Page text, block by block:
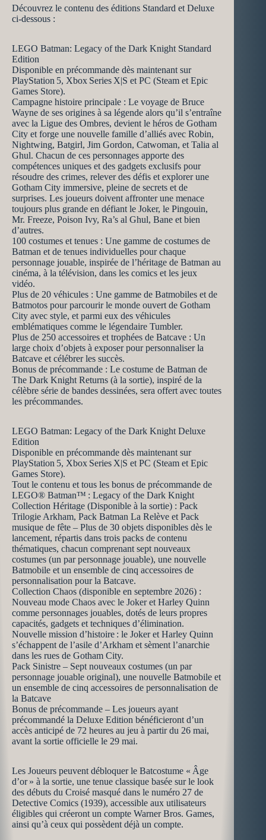
Découvrez le contenu des éditions Standard et Deluxe
ci-dessous :
LEGO Batman: Legacy of the Dark Knight Standard
Edition
Disponible en précommande dès maintenant sur
PlayStation 5, Xbox Series X|S et PC (Steam et Epic
Games Store). ​
Campagne histoire principale : Le voyage de Bruce
Wayne de ses origines à sa légende alors qu’il s’entraîne
avec la Ligue des Ombres, devient le héros de Gotham
City et forge une nouvelle famille d’alliés avec Robin,
Nightwing, Batgirl, Jim Gordon, Catwoman, et Talia al
Ghul. Chacun de ces personnages apporte des
compétences uniques et des gadgets exclusifs pour
résoudre des crimes, relever des défis et explorer une
Gotham City immersive, pleine de secrets et de
surprises. Les joueurs doivent affronter une menace
toujours plus grande en défiant le Joker, le Pingouin,
Mr. Freeze, Poison Ivy, Ra’s al Ghul, Bane et bien
d’autres.
100 costumes et tenues : Une gamme de costumes de
Batman et de tenues individuelles pour chaque
personnage jouable, inspirée de l’héritage de Batman au
cinéma, à la télévision, dans les comics et les jeux
vidéo.
Plus de 20 véhicules : Une gamme de Batmobiles et de
Batmotos pour parcourir le monde ouvert de Gotham
City avec style, et parmi eux des véhicules
emblématiques comme le légendaire Tumbler.
Plus de 250 accessoires et trophées de Batcave : Un
large choix d’objets à exposer pour personnaliser la
Batcave et célébrer les succès.
Bonus de précommande : Le costume de Batman de
The Dark Knight Returns (à la sortie), inspiré de la
célèbre série de bandes dessinées, sera offert avec toutes
les précommandes. ​
LEGO Batman: Legacy of the Dark Knight Deluxe
Edition
Disponible en précommande dès maintenant sur
PlayStation 5, Xbox Series X|S et PC (Steam et Epic
Games Store). ​
Tout le contenu et tous les bonus de précommande de
LEGO® Batman™ : Legacy of the Dark Knight
Collection Héritage (Disponible à la sortie) : Pack
Trilogie Arkham, Pack Batman La Relève et Pack
musique de fête – Plus de 30 objets disponibles dès le
lancement, répartis dans trois packs de contenu
thématiques, chacun comprenant sept nouveaux
costumes (un par personnage jouable), une nouvelle
Batmobile et un ensemble de cinq accessoires de
personnalisation pour la Batcave.
Collection Chaos (disponible en septembre 2026) :
Nouveau mode Chaos avec le Joker et Harley Quinn
comme personnages jouables, dotés de leurs propres
capacités, gadgets et techniques d’élimination. ​
​Nouvelle mission d’histoire : le Joker et Harley Quinn
s’échappent de l’asile d’Arkham et sèment l’anarchie
dans les rues de Gotham City. ​
​Pack Sinistre – Sept nouveaux costumes (un par
personnage jouable original), une nouvelle Batmobile et
un ensemble de cinq accessoires de personnalisation de
la Batcave ​
​Bonus de précommande – Les joueurs ayant
précommandé la Deluxe Edition bénéficieront d’un
accès anticipé de 72 heures au jeu à partir du 26 mai,
avant la sortie officielle le 29 mai. ​
Les Joueurs peuvent débloquer le Batcostume « Âge
d’or » à la sortie, une tenue classique basée sur le look
des débuts du Croisé masqué dans le numéro 27 de
Detective Comics (1939), accessible aux utilisateurs
éligibles qui créeront un compte Warner Bros. Games,
ainsi qu’à ceux qui possèdent déjà un compte. ​